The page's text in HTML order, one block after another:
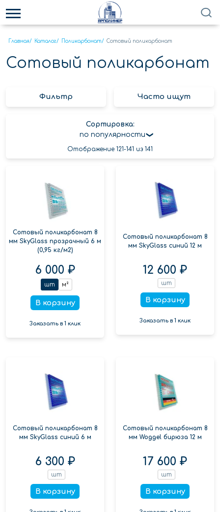
Главная/ Каталог/ Поликарбонат/ Сотовый поликарбонат
Сотовый поликарбонат
Фильтр Часто ищут
Сортировка:
по популярности
Отображение 121-141 из 141
Сотовый поликарбонат 8
мм SkyGlass прозрачный 6 м
(0,95 кг/м2)
6 000 ₽
шт м²
В корзину
Заказать в 1 клик
Сотовый поликарбонат 8
мм SkyGlass синий 12 м
12 600 ₽
шт
В корзину
Заказать в 1 клик
Сотовый поликарбонат 8
мм SkyGlass синий 6 м
6 300 ₽
шт
В корзину
Сотовый поликарбонат 8
мм Woggel бирюза 12 м
17 600 ₽
шт
В корзину